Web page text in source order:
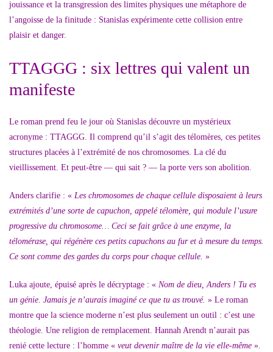
jouissance et la transgression des limites physiques une métaphore de
l’angoisse de la finitude : Stanislas expérimente cette collision entre
plaisir et danger.
TTAGGG : six lettres qui valent un
manifeste
Le roman prend feu le jour où Stanislas découvre un mystérieux
acronyme : TTAGGG. Il comprend qu’il s’agit des télomères, ces petites
structures placées à l’extrémité de nos chromosomes. La clé du
vieillissement. Et peut-être — qui sait ? — la porte vers son abolition.
Anders clarifie : « Les chromosomes de chaque cellule disposaient à leurs
extrémités d’une sorte de capuchon, appelé télomère, qui module l’usure
progressive du chromosome… Ceci se fait grâce à une enzyme, la
télomérase, qui régénère ces petits capuchons au fur et à mesure du temps.
Ce sont comme des gardes du corps pour chaque cellule. »
Luka ajoute, épuisé après le décryptage : « Nom de dieu, Anders ! Tu es
un génie. Jamais je n’aurais imaginé ce que tu as trouvé. » Le roman
montre que la science moderne n’est plus seulement un outil : c’est une
théologie. Une religion de remplacement. Hannah Arendt n’aurait pas
renié cette lecture : l’homme « veut devenir maître de la vie elle-même ».